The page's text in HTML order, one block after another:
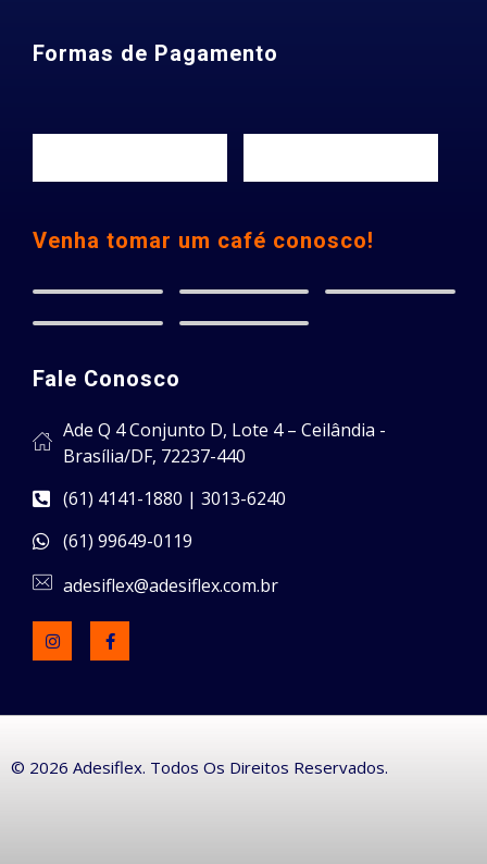
Formas de Pagamento
Venha tomar um café conosco!
Fale Conosco
Ade Q 4 Conjunto D, Lote 4 – Ceilândia -
Brasília/DF, 72237-440
(61) 4141-1880 | 3013-6240
(61) 99649-0119
adesiflex@adesiflex.com.br
© 2026 Adesiflex. Todos Os Direitos Reservados.